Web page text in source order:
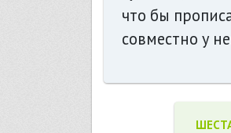
что бы
совместно у